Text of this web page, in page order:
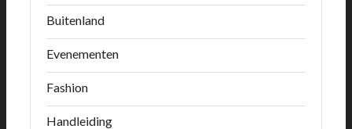
Buitenland
Evenementen
Fashion
Handleiding